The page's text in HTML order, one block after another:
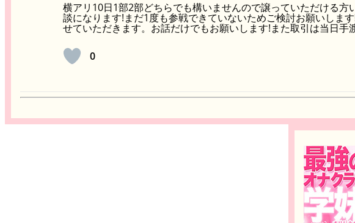
横アリ10日1部2部どちらでも構いませんので譲っていただける
談になります!まだ1度も参戦できていないためご検討お願いしま
せていただきます。お話だけでもお願いします!また取引は当日
0